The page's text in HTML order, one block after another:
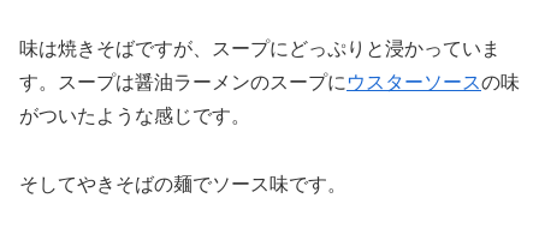
味は焼きそばですが、スープにどっぷりと浸かっていま
す。スープは醤油ラーメンのスープに ウスターソースの味
がついたような感じです。
そしてやきそばの麺でソース味です。